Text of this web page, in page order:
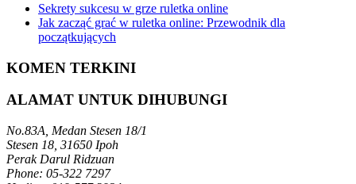
Sekrety sukcesu w grze ruletka online
Jak zacząć grać w ruletka online: Przewodnik dla
początkujących
KOMEN TERKINI
ALAMAT UNTUK DIHUBUNGI
No.83A, Medan Stesen 18/1
Stesen 18, 31650 Ipoh
Perak Darul Ridzuan
Phone: 05-322 7297